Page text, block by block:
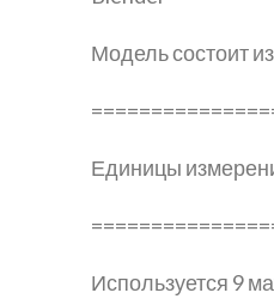
Модель состоит
Единицы
Используется 9